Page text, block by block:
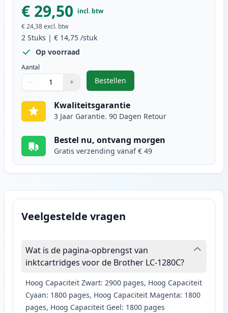
€ 29,50 incl. btw
€ 24,38excl. btw
2 Stuks | € 14,75 /stuk
Op voorraad
Aantal
Gebruik de knoppen om aan te passen
− +
1
Bestellen
,2 stuks Brother LC1280XL
Kwaliteitsgarantie
3 Jaar Garantie. 90 Dagen Retour
Bestel nu, ontvang morgen
Gratis verzending vanaf € 49
Veelgestelde vragen
Wat is de pagina-opbrengst van
inktcartridges voor de Brother LC-1280C?
Hoog Capaciteit Zwart: 2900 pages, Hoog Capaciteit
Cyaan: 1800 pages, Hoog Capaciteit Magenta: 1800
pages, Hoog Capaciteit Geel: 1800 pages